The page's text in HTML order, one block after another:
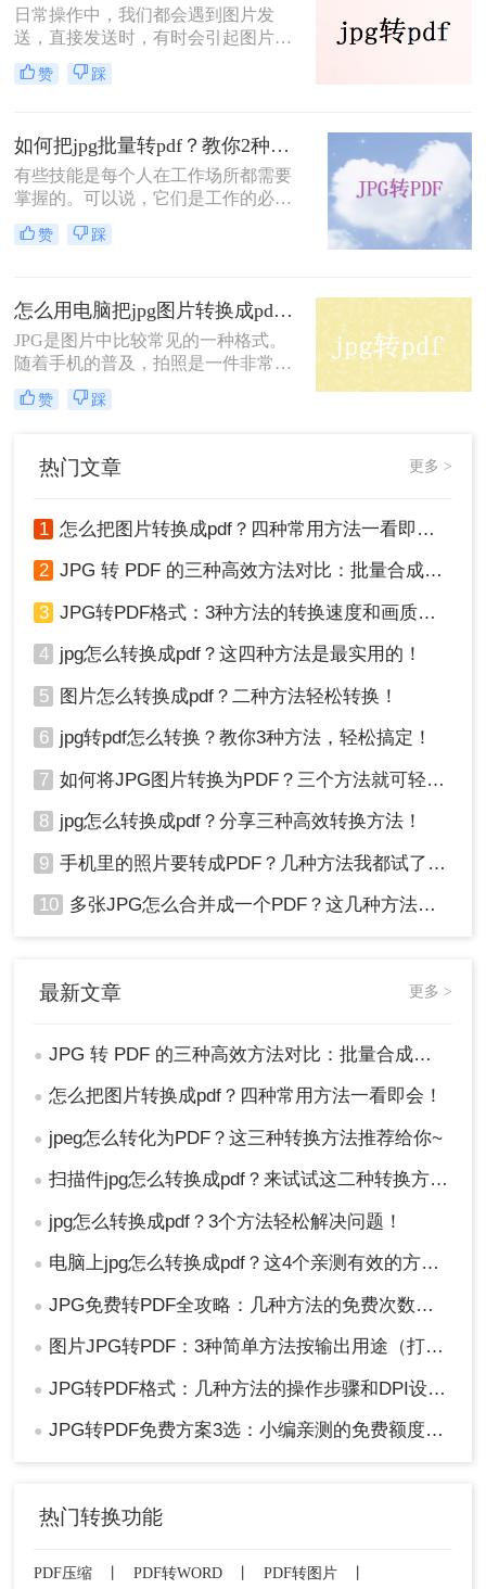
一种转换就是将jpg图片转换成pdf
了！那么电脑上jpg图片怎么转换成
日常操作中，我们都会遇到图片发
送，直接发送时，有时会引起图片分
辨率的改变，为了保证图片在传输过
程中分辨率没有改变，我一般都是先
式呢？这就是我们今天要讲述的重
点，下面一起来看看jpg转换成pdf格
式的具体步骤吧。
赞 踩
如何把jpg批量转pdf？教你2种方法，10秒搞定100张图片
有些技能是每个人在工作场所都需要
掌握的。可以说，它们是工作的必备
品。就像蔬菜、大米、油和盐一样，
它们是生活必需品。当然，学习这些
让我们进入这个主题。如何把jpg批量
转pdf？下面就来教你jpg转pdf的方
法。
赞 踩
怎么用电脑把jpg图片转换成pdf？教你最实用简单的两种转换方法
JPG是图片中比较常见的一种格式。
随着手机的普及，拍照是一件非常普
遍的事情，深受广大群众的欢迎和喜
爱。然而，如果有更多的图片，有时
将jpg图片转换成pdf是非常方便的，
而且还方便浏览和美观。那么怎么用
赞 踩
热门文章 更多 >
1 怎么把图片转换成pdf？四种常用方法一看即会！
2 JPG 转 PDF 的三种高效方法对比：批量合成、高清无损、零弹窗！
3 JPG转PDF格式：3种方法的转换速度和画质保留对比！
4 jpg怎么转换成pdf？这四种方法是最实用的！
5 图片怎么转换成pdf？二种方法轻松转换！
6 jpg转pdf怎么转换？教你3种方法，轻松搞定！
7 如何将JPG图片转换为PDF？三个方法就可轻松搞定！
8 jpg怎么转换成pdf？分享三种高效转换方法！
9 手机里的照片要转成PDF？几种方法我都试了，照着做就行！
10 多张JPG怎么合并成一个PDF？这几种方法亲测好用！
最新文章 更多 >
● JPG 转 PDF 的三种高效方法对比：批量合成、高清无损、零弹窗！
● 怎么把图片转换成pdf？四种常用方法一看即会！
● jpeg怎么转化为PDF？这三种转换方法推荐给你~
● 扫描件jpg怎么转换成pdf？来试试这二种转换方法！
● jpg怎么转换成pdf？3个方法轻松解决问题！
● 电脑上jpg怎么转换成pdf？这4个亲测有效的方法，让你效率翻倍！
● JPG免费转PDF全攻略：几种方法的免费次数和文件限制对比！
● 图片JPG转PDF：3种简单方法按输出用途（打印/存档/分享）选！
● JPG转PDF格式：几种方法的操作步骤和DPI设置！
● JPG转PDF免费方案3选：小编亲测的免费额度和转换效果！
热门转换功能
PDF压缩 PDF转WORD PDF转图片